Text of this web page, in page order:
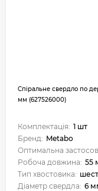
Спіральне свердло по
мм (627526000)
Комплектація: 1 шт
Бренд: Metabo
Оптимальна
Робоча довжина: 55
Тип хвостовика:
Діаметр свердла: 6